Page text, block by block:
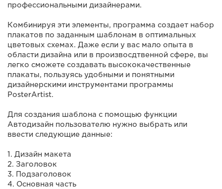
профессиональными дизайнерами.
Комбинируя эти элементы, программа создает набор
плакатов по заданным шаблонам в оптимальных
цветовых схемах. Даже если у вас мало опыта в
области дизайна или в произвосдтвенной сфере, вы
легко cможете создавать высококачественные
плакаты, пользуясь удобными и понятными
дизайнерскими инструментами программы
PosterArtist.
Для создания шаблона с помощью функции
Автодизайн пользователю нужно выбрать или
ввести следующие данные:
1. Дизайн макета
2. Заголовок
3. Подзаголовок
4. Основная часть